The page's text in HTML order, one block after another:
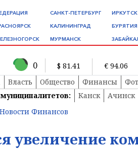
САНКТ-ПЕТЕРБУРГ
КАЛИНИНГРАД
МУРМАНСК
ИРКУТСК
БУРЯТИЯ
0 $ 81.41 € 94.06
Власть Общество Финансы
Канск Ачинск
Новости Финансов
увеличение